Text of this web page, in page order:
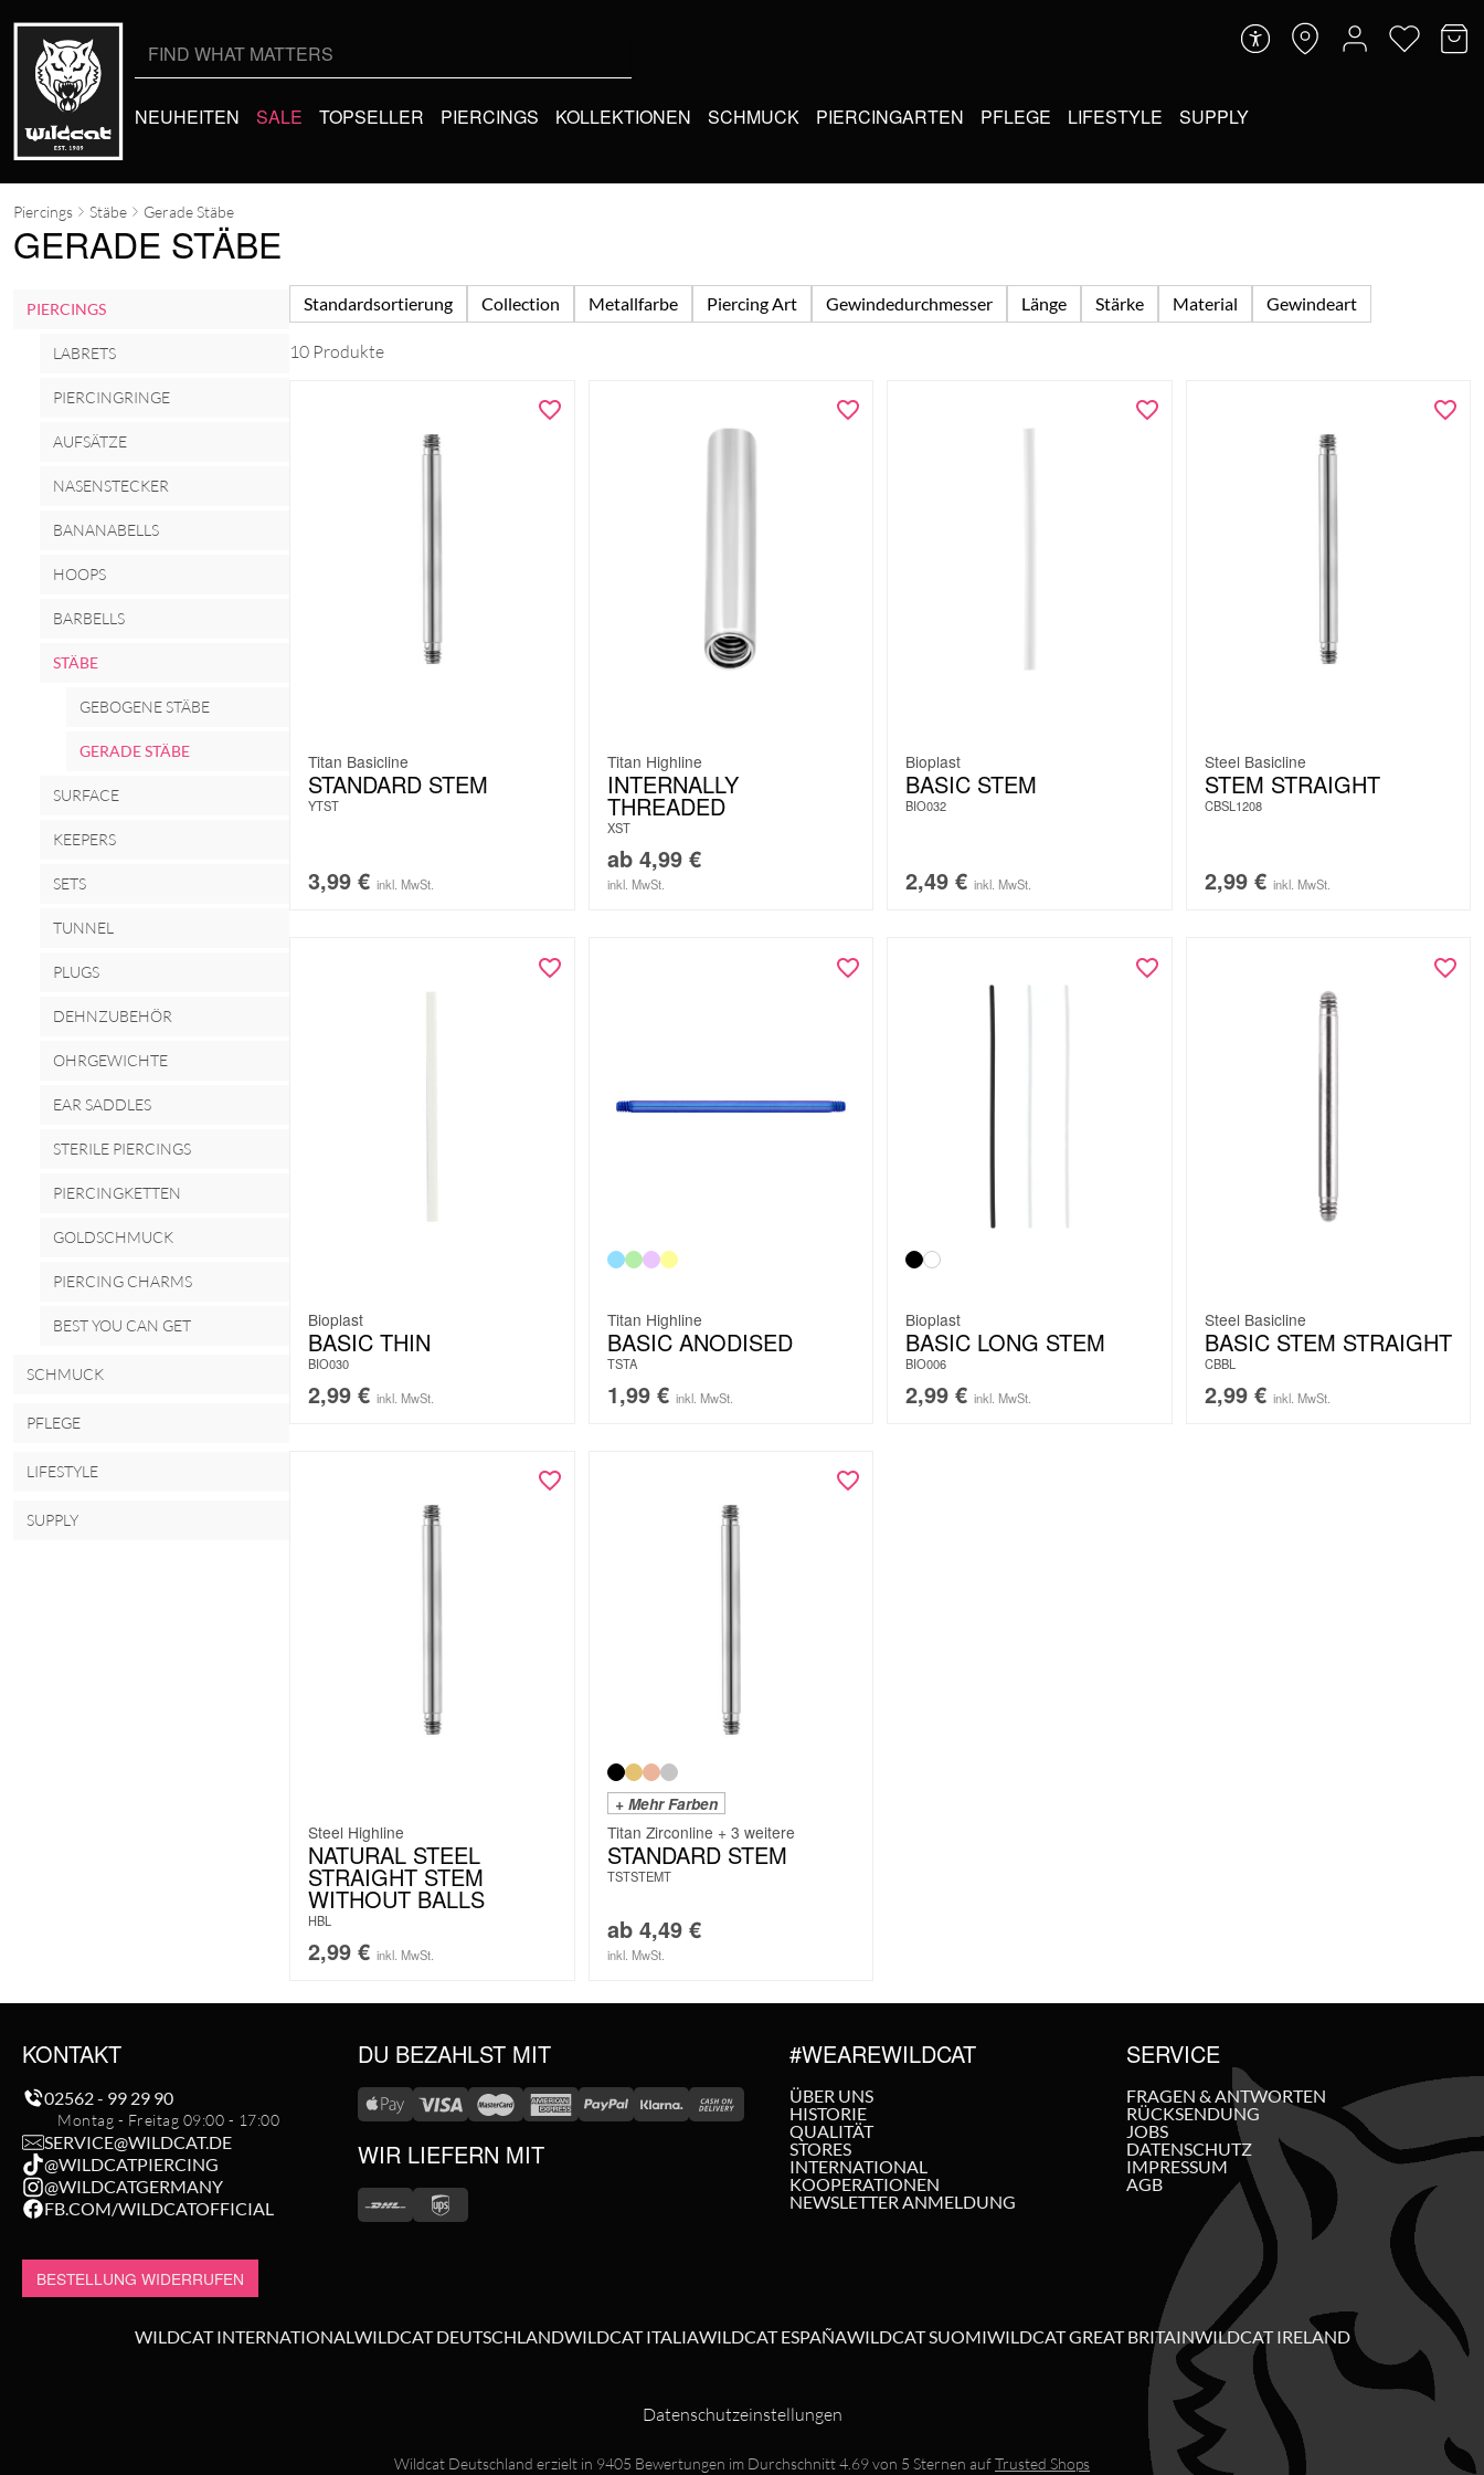
NEUHEITEN SALE TOPSELLER PIERCINGS KOLLEKTIONEN SCHMUCK PIERCINGARTEN PFLEGE LIFESTYLE SUPPLY
Piercings Stäbe Gerade Stäbe
GERADE STÄBE
PIERCINGS
LABRETS
PIERCINGRINGE
AUFSÄTZE
NASENSTECKER
BANANABELLS
HOOPS
BARBELLS
STÄBE
GEBOGENE STÄBE
GERADE STÄBE
SURFACE
KEEPERS
SETS
TUNNEL
PLUGS
DEHNZUBEHÖR
OHRGEWICHTE
EAR SADDLES
STERILE PIERCINGS
PIERCINGKETTEN
GOLDSCHMUCK
PIERCING CHARMS
BEST YOU CAN GET
SCHMUCK
PFLEGE
LIFESTYLE
SUPPLY
Standardsortierung Collection Metallfarbe Piercing Art Gewindedurchmesser Länge Stärke Material Gewindeart
10 Produkte
Titan Basicline
STANDARD STEM
YTST
3,99 € inkl. MwSt.
Titan Highline
INTERNALLY
THREADED
XST
ab 4,99 €
inkl. MwSt.
Bioplast
BASIC STEM
BIO032
2,49 € inkl. MwSt.
Steel Basicline
STEM STRAIGHT
CBSL1208
2,99 € inkl. MwSt.
Bioplast
BASIC THIN
BIO030
2,99 € inkl. MwSt.
Titan Highline
BASIC ANODISED
TSTA
1,99 € inkl. MwSt.
Bioplast
BASIC LONG STEM
BIO006
2,99 € inkl. MwSt.
Steel Basicline
BASIC STEM STRAIGHT
CBBL
2,99 € inkl. MwSt.
Steel Highline
NATURAL STEEL
STRAIGHT STEM
WITHOUT BALLS
HBL
2,99 € inkl. MwSt.
+ Mehr Farben
Titan Zirconline + 3 weitere
STANDARD STEM
TSTSTEMT
ab 4,49 €
inkl. MwSt.
KONTAKT
02562 - 99 29 90
Montag - Freitag 09:00 - 17:00
SERVICE@WILDCAT.DE
@WILDCATPIERCING
@WILDCATGERMANY
FB.COM/WILDCATOFFICIAL
BESTELLUNG WIDERRUFEN
DU BEZAHLST MIT
WIR LIEFERN MIT
#WEAREWILDCAT
ÜBER UNS
HISTORIE
QUALITÄT
STORES
INTERNATIONAL
KOOPERATIONEN
NEWSLETTER ANMELDUNG
SERVICE
FRAGEN & ANTWORTEN
RÜCKSENDUNG
JOBS
DATENSCHUTZ
IMPRESSUM
AGB
WILDCAT INTERNATIONALWILDCAT DEUTSCHLANDWILDCAT ITALIAWILDCAT ESPAÑAWILDCAT SUOMIWILDCAT GREAT BRITAINWILDCAT IRELAND
Datenschutzeinstellungen
Wildcat Deutschland erzielt in 9405 Bewertungen im Durchschnitt4.69von 5 Sternen aufTrusted Shops